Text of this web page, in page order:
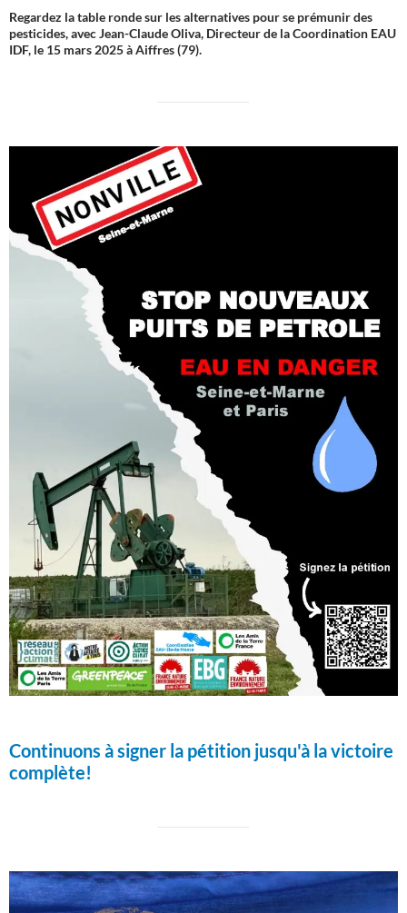
Regardez la table ronde sur les alternatives pour se prémunir des
pesticides, avec Jean-Claude Oliva, Directeur de la Coordination EAU
IDF, le 15 mars 2025 à Aiffres (79).
Continuons à signer la pétition jusqu'à la victoire
complète!